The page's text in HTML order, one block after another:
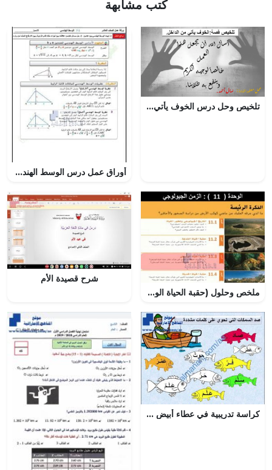
كتب مشابهة
تلخيص وحل درس الخوف يأتي من الداخل, (لغة عربية) الخامس
أوراق عمل درس الوسط الهندسي مع الحل, (رياضيات) العاشر العام
ملخص وحلول (حقبة الحياة الوسطى) الوحدة 11, (علوم) الثامن
شرح قصيدة الأم
كراسة تدريبية في عطاء أبيض الوحدة الخامسة, (لغة عربية) الأول